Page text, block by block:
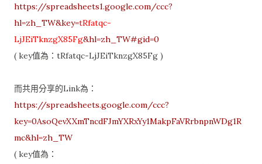
https://spreadsheets1.google.com/ccc?
hl=zh_TW&key=tRfatqc-
LjJEiTknzgX85Fg&hl=zh_TW#gid=0
( key值為：tRfatqc-LjJEiTknzgX85Fg )
而共用分享的Link為：
https://spreadsheets.google.com/ccc?
key=0AsoQevXXmTncdFJmYXRxYy1MakpFaVRrbnpnWDg1R
mc&hl=zh_TW
( key值為：